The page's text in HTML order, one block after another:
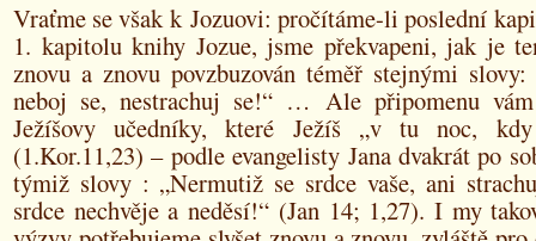
Vraťme se však k Jozuovi: pročítáme-li poslední
1. kapitolu knihy Jozue, jsme překvapeni, jak je
znovu a znovu povzbuzován téměř stejnými
neboj se, nestrachuj se!“ … Ale připomenu
Ježíšovy učedníky, které Ježíš „v tu noc,
(1.Kor.11,23) – podle evangelisty Jana dvakrát po
týmiž slovy : „Nermutiž se srdce vaše, ani
srdce nechvěje a neděsí!“ (Jan 14; 1,27). I my